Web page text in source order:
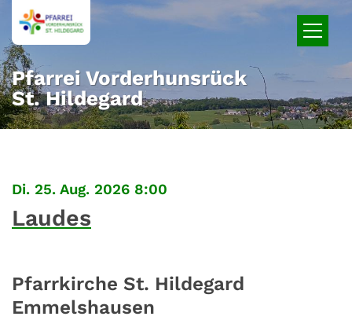
Zum Inhalt springen
Pfarrei Vorderhunsrück
St. Hildegard
Di. 25. Aug. 2026 8:00
Laudes
Pfarrkirche St. Hildegard
Emmelshausen